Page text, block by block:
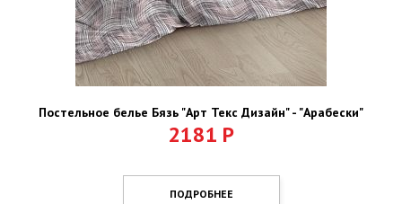
Постельное белье Бязь "Арт Текс Дизайн" - "Арабески"
2181 Р
ПОДРОБНЕЕ